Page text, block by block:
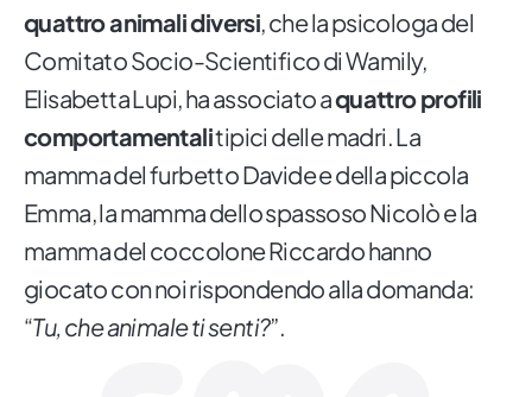
quattro animali diversi, che la psicologa del
Comitato Socio-Scientifico di Wamily,
Elisabetta Lupi, ha associato aquattro profili
comportamentalitipici delle madri. La
mamma del furbetto Davide e della piccola
Emma, la mamma dello spassoso Nicolò e la
mamma del coccolone Riccardo hanno
giocato con noi rispondendo alla domanda:
“Tu, che animale ti senti?”.